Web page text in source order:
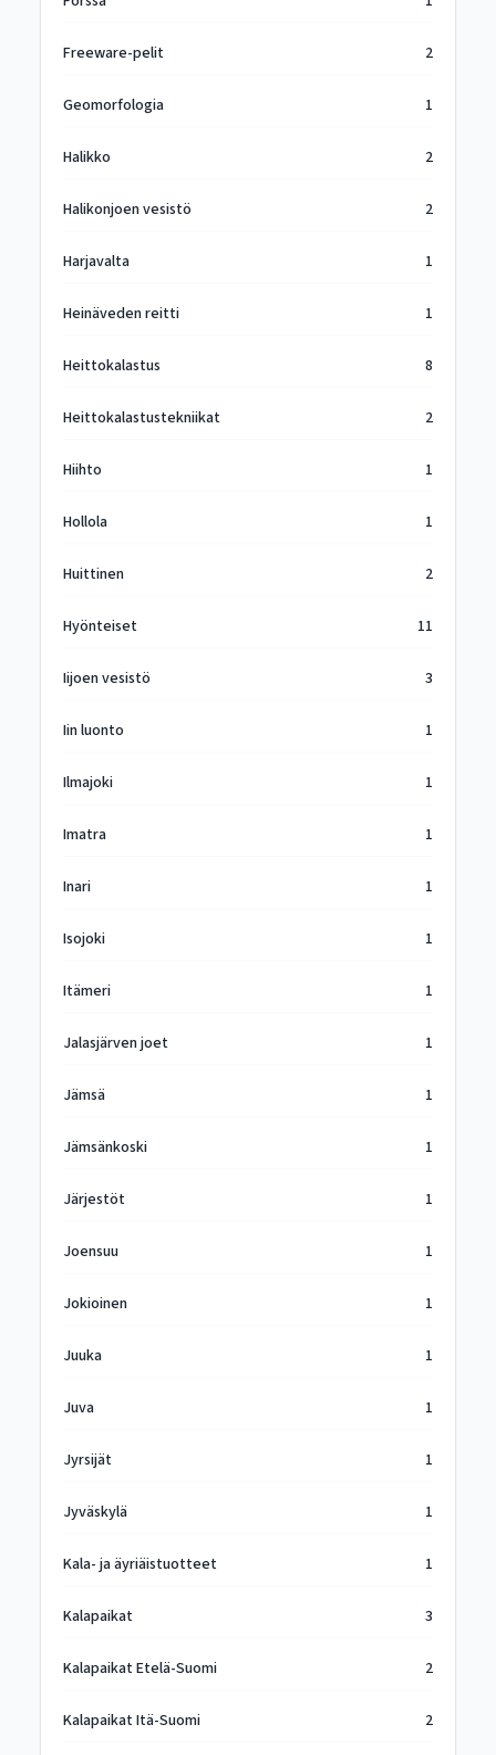
Freeware-pelit 2
Geomorfologia 1
Halikko 2
Halikonjoen vesistö 2
Harjavalta 1
Heinäveden reitti 1
Heittokalastus 8
Heittokalastustekniikat 2
Hiihto 1
Hollola 1
Huittinen 2
Hyönteiset 11
Iijoen vesistö 3
Iin luonto 1
Ilmajoki 1
Imatra 1
Inari 1
Isojoki 1
Itämeri 1
Jalasjärven joet 1
Jämsä 1
Jämsänkoski 1
Järjestöt 1
Joensuu 1
Jokioinen 1
Juuka 1
Juva 1
Jyrsijät 1
Jyväskylä 1
Kala- ja äyriäistuotteet 1
Kalapaikat 3
Kalapaikat Etelä-Suomi 2
Kalapaikat Itä-Suomi 2